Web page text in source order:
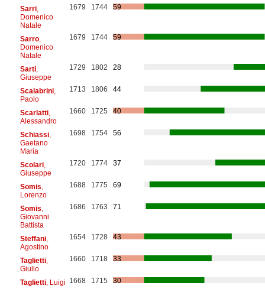
Sarri,
Domenico
Natale
1679 1744 59
Sarro,
Domenico
Natale
1679 1744 59
Sarti,
Giuseppe
1729 1802 28
Scalabrini,
Paolo
1713 1806 44
Scarlatti,
Alessandro
1660 1725 40
Schiassi,
Gaetano
Maria
1698 1754 56
Scolari,
Giuseppe
1720 1774 37
Somis
Lorenzo
1688 1775 69
Somis
Giovanni
Battista
1686 1763 71
Steffani,
Agostino
1654 1728 43
Taglietti,
Giulio
1660 1718 33
Taglietti, Luigi 1668 1715
30